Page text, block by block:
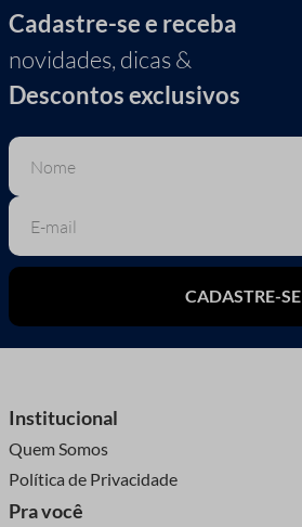
Cadastre-se e receba
novidades, dicas &
Descontos exclusivos
CADASTRE-SE
Institucional
Quem Somos
Política de Privacidade
Pra você